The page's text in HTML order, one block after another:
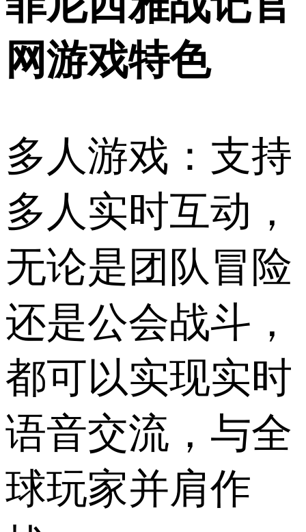
网游戏特色
多人游戏：支持
多人实时互动，
无论是团队冒险
还是公会战斗，
都可以实现实时
语音交流，与全
球玩家并肩作